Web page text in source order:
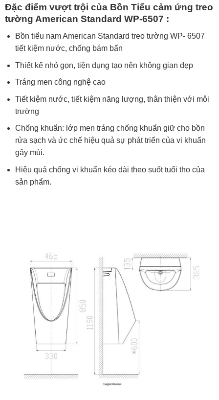
Đặc điểm vượt trội của Bồn Tiểu cảm ứng treo
tường American Standard WP-6507 :
Bồn tiểu nam American Standard treo tường WP- 6507
tiết kiệm nước, chống bám bẩn
Thiết kế nhỏ gọn, tiện dụng tạo nên không gian đẹp
Tráng men công nghệ cao
Tiết kiệm nước, tiết kiệm năng lượng, thân thiện với môi
trường
Chống khuẩn: lớp men tráng chống khuẩn giữ cho bồn
rửa sạch và ức chế hiệu quả sự phát triển của vi khuẩn
gây mùi.
Hiệu quả chống vi khuẩn kéo dài theo suốt tuổi thọ của
sản phẩm.